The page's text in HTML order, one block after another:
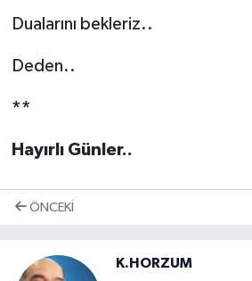
Dualarını bekleriz..
Deden..
**
Hayırlı Günler..
ÖNCEKI
K.HORZUM